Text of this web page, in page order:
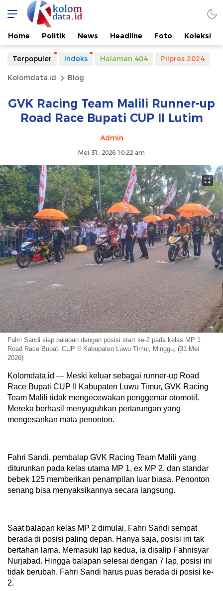
Home Politik News Headline Foto Koleksi
Terpopuler Indeks Halaman 404 Pilpres 2024
Kolomdata.id Blog
GVK Racing Team Malili Runner-up
Road Race Bupati CUP II Lutim
Admin
Mei 31, 2026 10:22 am
Fahri Sandi siap balapan dengan posisi start ke-2 pada kelas MP 1
Road Race Bupati CUP II Kabupaten Luwu Timur, Minggu, (31 Mei
2026)
Kolomdata.id — Meski keluar sebagai runner-up Road
Race Bupati CUP II Kabupaten Luwu Timur, GVK Racing
Team Malili tidak mengecewakan penggemar otomotif.
Mereka berhasil menyuguhkan pertarungan yang
mengesankan mata penonton.
Fahri Sandi, pembalap GVK Racing Team Malili yang
diturunkan pada kelas utama MP 1, ex MP 2, dan standar
bebek 125 memberikan penampilan luar biasa. Penonton
senang bisa menyaksikannya secara langsung.
Saat balapan kelas MP 2 dimulai, Fahri Sandi sempat
berada di posisi paling depan. Hanya saja, posisi ini tak
bertahan lama. Memasuki lap kedua, ia disalip Fahnisyar
Nurjabad. Hingga balapan selesai dengan 7 lap, posisi ini
tidak berubah. Fahri Sandi harus puas berada di posisi ke-
2.